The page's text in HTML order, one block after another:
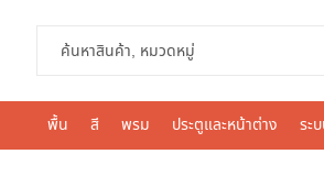
พื้น สี พรม ประตูและหน้าต่าง ระ